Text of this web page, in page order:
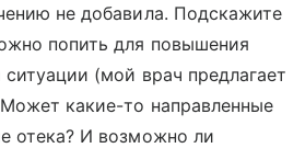
не добавила. Подскажите
попить для повышения
(мой врач предлагает
какие-то направленные
отека? И возможно ли